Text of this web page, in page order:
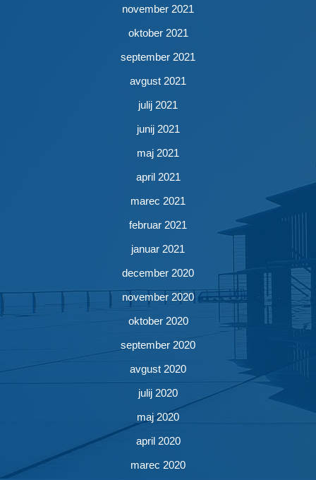
november 2021
oktober 2021
september 2021
avgust 2021
julij 2021
junij 2021
maj 2021
april 2021
marec 2021
februar 2021
januar 2021
december 2020
november 2020
oktober 2020
september 2020
avgust 2020
julij 2020
maj 2020
april 2020
marec 2020